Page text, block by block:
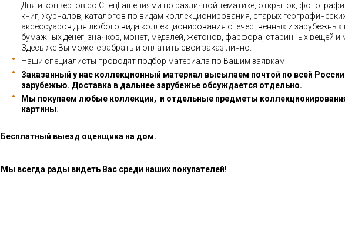
Дня и конвертов со СпецГашениями по различной тематике, открыток,
книг, журналов, каталогов по видам коллекционирования, старых географических
аксессуаров для любого вида коллекционирования отечественных и зарубежных
бумажных денег, значков, монет, медалей, жетонов, фарфора, старинных вещей и
Здесь же Вы можете забрать и оплатить свой заказ лично.
Наши специалисты проводят подбор материала по Вашим заявкам.
Заказанный у нас коллекционный материал высылаем почтой по всей
зарубежью. Доставка в дальнее зарубежье обсуждается отдельно.
Мы покупаем любые коллекции, и отдельные предметы
картины.
Бесплатный выезд оценщика на дом.
Мы всегда рады видеть Вас среди наших покупателей!